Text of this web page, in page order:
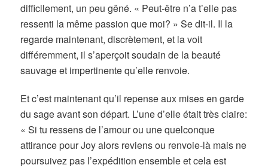
difficilement, un peu gêné. « Peut-être n’a t’elle pas
ressenti la même passion que moi? » Se dit-il. Il la
regarde maintenant, discrètement, et la voit
différemment, il s’aperçoit soudain de la beauté
sauvage et impertinente qu’elle renvoie.
Et c’est maintenant qu’il repense aux mises en garde
du sage avant son départ. L’une d’elle était très claire:
« Si tu ressens de l’amour ou une quelconque
attirance pour Joy alors reviens ou renvoie-là mais ne
poursuivez pas l’expédition ensemble et cela est